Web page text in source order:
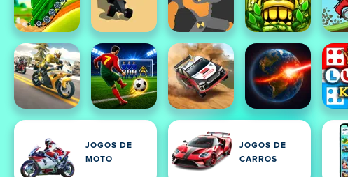
JOGOS DE
MOTO
JOGOS DE
CARROS